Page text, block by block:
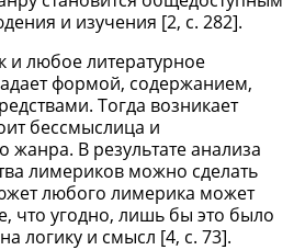
и изучения [2, c. 282].
и любое литературное
формой, содержанием,
Тогда возникает
бессмыслица и
жанра. В результате анализа
лимериков можно сделать
любого лимерика может
что угодно, лишь бы это было
логику и смысл [4, c. 73].